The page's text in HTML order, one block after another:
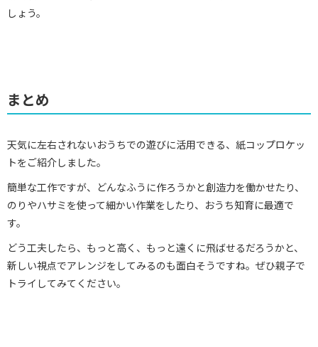
しょう。
まとめ
天気に左右されないおうちでの遊びに活用できる、紙コップロケッ
トをご紹介しました。
簡単な工作ですが、どんなふうに作ろうかと創造力を働かせたり、
のりやハサミを使って細かい作業をしたり、おうち知育に最適で
す。
どう工夫したら、もっと高く、もっと遠くに飛ばせるだろうかと、
新しい視点でアレンジをしてみるのも面白そうですね。ぜひ親子で
トライしてみてください。